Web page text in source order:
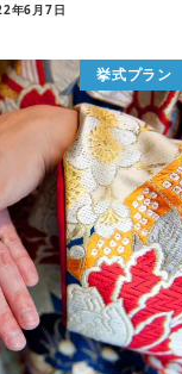
年6月7日
挙式プラン